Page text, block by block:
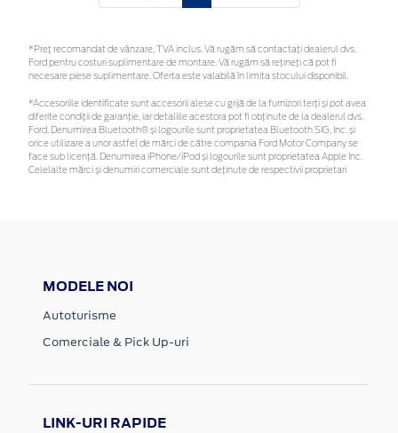
*Preţ recomandat de vânzare, TVA inclus. Vă rugăm să contactaţi dealerul dvs.
Ford pentru costuri suplimentare de montare. Vă rugăm să rețineți că pot fi
necesare piese suplimentare. Oferta este valabilă în limita stocului disponibil.
*Accesoriile identificate sunt accesorii alese cu grijă de la furnizori terți și pot avea
diferite condiții de garanție, iar detaliile acestora pot fi obținute de la dealerul dvs.
Ford. Denumirea Bluetooth® și logourile sunt proprietatea Bluetooth SIG, Inc. și
orice utilizare a unor astfel de mărci de către compania Ford Motor Company se
face sub licență. Denumirea iPhone/iPod și logourile sunt proprietatea Apple Inc.
Celelalte mărci și denumiri comerciale sunt deținute de respectivii proprietari
MODELE NOI
Autoturisme
Comerciale & Pick Up-uri
LINK-URI RAPIDE